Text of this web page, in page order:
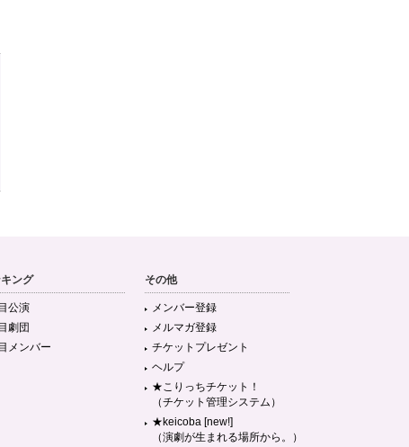
ング
公演
劇団
メンバー
その他
メンバー登録
メルマガ登録
チケットプレゼント
ヘルプ
★こりっちチケット！
（チケット管理システム）
★keicoba [new!]
（演劇が生まれる場所から。）